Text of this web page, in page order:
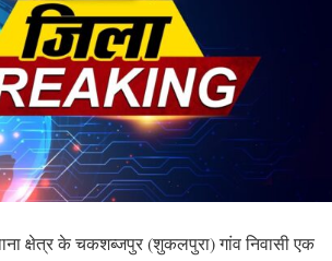
क्षेत्र के चकशब्जपुर (शुकलपुरा) गांव निवासी एक